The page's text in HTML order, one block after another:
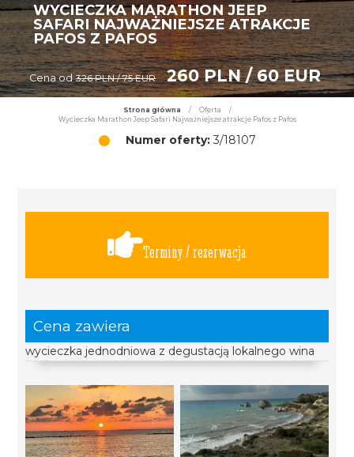
WYCIECZKA MARATHON JEEP
SAFARI NAJWAŻNIEJSZE ATRAKCJE
PAFOS Z PAFOS
Cena od 326 PLN / 75 EUR 260 PLN / 60 EUR
Strona główna / Oferta
/
Wycieczka Marathon Jeep Safari Najważniejsze atrakcje Pafos z Pafos
Numer oferty:3/18107
Terminy / rezerwacja
Cena zawiera
wycieczka jednodniowa z degustacją lokalnego wina